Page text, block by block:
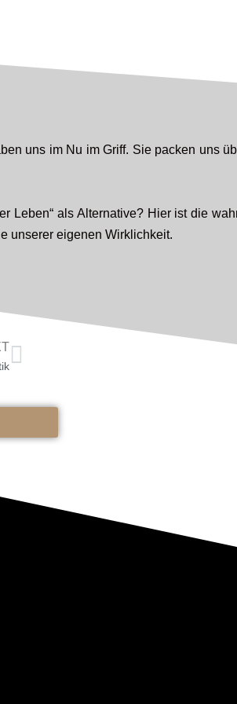
uns im Nu im Griff. Sie packen uns
Leben“ als Alternative? Hier ist die
unserer eigenen Wirklichkeit.